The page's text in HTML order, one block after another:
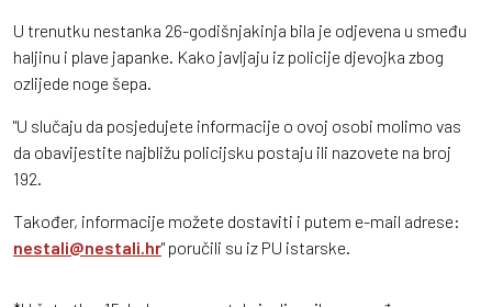
U trenutku nestanka 26-godišnjakinja bila je odjevena u smeđu
haljinu i plave japanke. Kako javljaju iz policije djevojka zbog
ozlijede noge šepa.
"U slučaju da posjedujete informacije o ovoj osobi molimo vas
da obavijestite najbližu policijsku postaju ili nazovete na broj
192.
Također, informacije možete dostaviti i putem e-mail adrese:
nestali@nestali.hr" poručili su iz PU istarske.